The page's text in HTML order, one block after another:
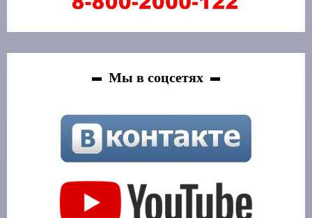
Мы в соцсетях